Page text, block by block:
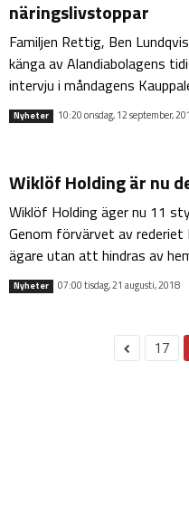
näringslivstoppar
Familjen Rettig, Ben
känga av Alandiabolagens
intervju i måndagens
Nyheter 10:20 onsdag, 12 september,
Wiklöf Holding är nu
Wiklöf Holding äger nu 11
Genom förvärvet av rederiet
ägare utan att hindras av
Nyheter 07:00 tisdag, 21 augusti, 2018
17